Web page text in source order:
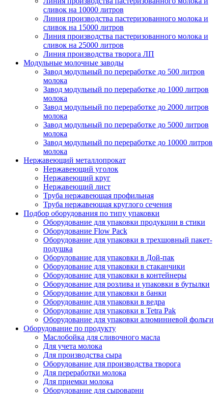
сливок на 10000 литров
Линия производства пастеризованного молока и
сливок на 15000 литров
Линия производства пастеризованного молока и
сливок на 25000 литров
Линия производства творога ЛП
Модульные молочные заводы
Завод модульный по переработке до 500 литров
молока
Завод модульный по переработке до 1000 литров
молока
Завод модульный по переработке до 2000 литров
молока
Завод модульный по переработке до 5000 литров
молока
Завод модульный по переработке до 10000 литров
молока
Нержавеющий металлопрокат
Нержавеющий уголок
Нержавеющий круг
Нержавеющий лист
Труба нержавеющая профильная
Труба нержавеющая круглого сечения
Подбор оборудования по типу упаковки
Оборудование для упаковки продукции в стики
Оборудование Flow Pack
Оборудование для упаковки в трехшовный пакет-
подушка
Оборудование для упаковки в Дой-пак
Оборудование для упаковки в стаканчики
Оборудование для упаковки в контейнеры
Оборудование для розлива и упаковки в бутылки
Оборудование для упаковки в банки
Оборудование для упаковки в ведра
Оборудование для упаковки в Tetra Pak
Оборудование для упаковки алюминиевой фольги
Оборудование по продукту
Маслобойка для сливочного масла
Для учета молока
Для производства сыра
Оборудование для производства творога
Для переработки молока
Для приемки молока
Оборудование для сыроварни